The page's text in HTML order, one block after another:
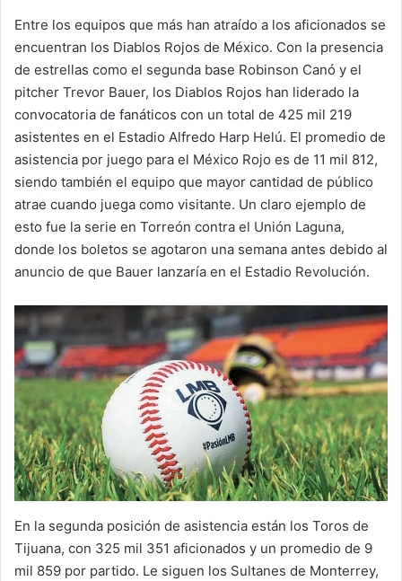
Entre los equipos que más han atraído a los aficionados se
encuentran los Diablos Rojos de México. Con la presencia
de estrellas como el segunda base Robinson Canó y el
pitcher Trevor Bauer, los Diablos Rojos han liderado la
convocatoria de fanáticos con un total de 425 mil 219
asistentes en el Estadio Alfredo Harp Helú. El promedio de
asistencia por juego para el México Rojo es de 11 mil 812,
siendo también el equipo que mayor cantidad de público
atrae cuando juega como visitante. Un claro ejemplo de
esto fue la serie en Torreón contra el Unión Laguna,
donde los boletos se agotaron una semana antes debido al
anuncio de que Bauer lanzaría en el Estadio Revolución.
En la segunda posición de asistencia están los Toros de
Tijuana, con 325 mil 351 aficionados y un promedio de 9
mil 859 por partido. Le siguen los Sultanes de Monterrey,